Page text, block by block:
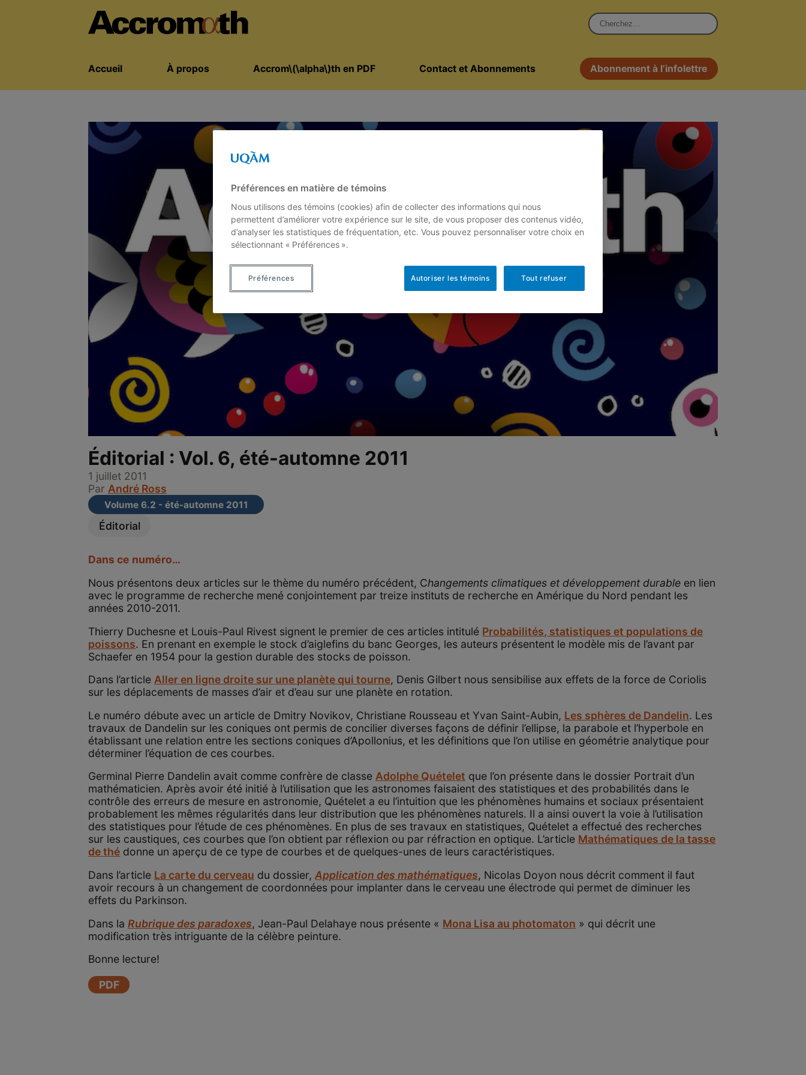
Rechercher :
Accueil À propos Accrom\(\alpha\)th en PDF Contact et Abonnements Abonnement à l’infolettre
Éditorial : Vol. 6, été-automne 2011
1 juillet 2011
Par André Ross
Volume 6.2 - été-automne 2011
Éditorial
Dans ce numéro…
Nous présentons deux articles sur le thème du numéro précédent, Changements climatiques et développement durable en lien
avec le programme de recherche mené conjointement par treize instituts de recherche en Amérique du Nord pendant les
années 2010-2011.
Thierry Duchesne et Louis-Paul Rivest signent le premier de ces articles intitulé Probabilités, statistiques et populations de
poissons. En prenant en exemple le stock d’aiglefins du banc Georges, les auteurs présentent le modèle mis de l’avant par
Schaefer en 1954 pour la gestion durable des stocks de poisson.
Dans l’article Aller en ligne droite sur une planète qui tourne, Denis Gilbert nous sensibilise aux effets de la force de Coriolis
sur les déplacements de masses d’air et d’eau sur une planète en rotation.
Le numéro débute avec un article de Dmitry Novikov, Christiane Rousseau et Yvan Saint-Aubin, Les sphères de Dandelin. Les
travaux de Dandelin sur les coniques ont permis de concilier diverses façons de définir l’ellipse, la parabole et l’hyperbole en
établissant une relation entre les sections coniques d’Apollonius, et les définitions que l’on utilise en géométrie analytique pour
déterminer l’équation de ces courbes.
Germinal Pierre Dandelin avait comme confrère de classeAdolphe Quételet que l’on présente dans le dossier Portrait d’un
mathématicien. Après avoir été initié à l’utilisation que les astronomes faisaient des statistiques et des probabilités dans le
contrôle des erreurs de mesure en astronomie, Quételet a eu l’intuition que les phénomènes humains et sociaux présentaient
probablement les mêmes régularités dans leur distribution que les phénomènes naturels. Il a ainsi ouvert la voie à l’utilisation
des statistiques pour l’étude de ces phénomènes. En plus de ses travaux en statistiques, Quételet a effectué des recherches
sur les caustiques, ces courbes que l’on obtient par réflexion ou par réfraction en optique. L’article Mathématiques de la tasse
de thé donne un aperçu de ce type de courbes et de quelques-unes de leurs caractéristiques.
Dans l’article La carte du cerveau du dossier,Application des mathématiques, Nicolas Doyon nous décrit comment il faut
avoir recours à un changement de coordonnées pour implanter dans le cerveau une électrode qui permet de diminuer les
effets du Parkinson.
Dans laRubrique des paradoxes, Jean-Paul Delahaye nous présente « Mona Lisa au photomaton » qui décrit une
modification très intriguante de la célèbre peinture.
Bonne lecture!
PDF
Préférences en matière de témoins
Nous utilisons des témoins (cookies) afin de collecter des informations qui nous
permettent d’améliorer votre expérience sur le site, de vous proposer des contenus vidéo,
d’analyser les statistiques de fréquentation, etc. Vous pouvez personnaliser votre choix en
sélectionnant « Préférences ».
Tout refuser
Autoriser les témoins
Préférences